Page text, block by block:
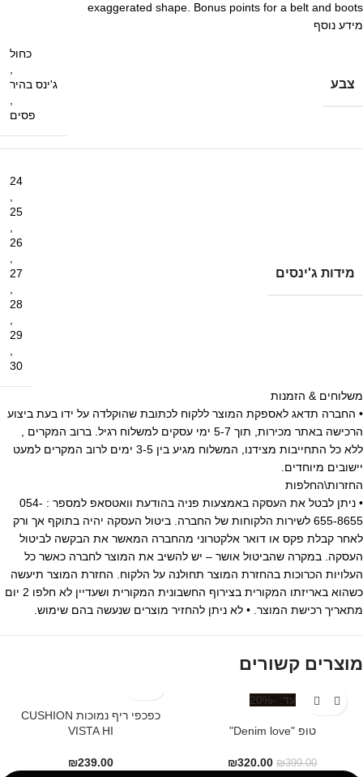
exaggerated shape. Bonus points for a belt and boots
מידע נוסף
צבע
כחול
ג'ינס בהיר
פסים
מידות ג'ינסים
24
25
26
27
28
29
30
משלוחים & הזמנות
• החברה תדאג לאספקת המוצר ללקוח לכתובת שהוקלדה על ידו בעת ביצוע
הרכישה באתר מכירות, תוך 5-7 ימי עסקים למשלוח רגיל. ברוב המקרים ,
ללא כל התחייבות מצידנו, המשלוח מגיע בין 3-5 ימים לרוב המקרים למעט
יישובים מיוחדים.
החזרות\החלפות
• ניתן לבטל את העסקה באמצעות פניה בהודעת וואטסאפ למספר : 054-
655-8655 לשירות הלקוחות של החברה. ביטול העסקה יהיה בתוקף אך ורק
לאחר קבלת פקס או דואר אלקטרוני מהחברה המאשר את הבקשה לביטול
העסקה. במקרה שהביטול אושר – יש להשיב את המוצר לחברה כאשר כל
העלויות הכרוכות בהחזרת המוצר תחולנה על הלקוח. החזרת המוצר תיעשה
כשהוא באריזתו המקורית בצירוף החשבונית המקורית ושעדיין לא חלפו 2 יום
מתאריך רכישת המוצר. • לא ניתן להחזיר מוצרים שנעשה בהם שימוש.
מוצרים קשורים
-20%
טופ "Denim love"
₪399.00
₪320.00
כפכפי ריף נמוכות CUSHION
VISTA HI
₪239.00